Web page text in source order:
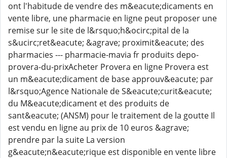
ont l'habitude de vendre des m&eacute;dicaments en
vente libre, une pharmacie en ligne peut proposer une
remise sur le site de l&rsquo;h&ocirc;pital de la
s&ucirc;ret&eacute; &agrave; proximit&eacute; des
pharmacies --- pharmacie-mavia fr produits depo-
provera-du-prixAcheter Provera en ligne Provera est
un m&eacute;dicament de base approuv&eacute; par
l&rsquo;Agence Nationale de S&eacute;curit&eacute;
du M&eacute;dicament et des produits de
sant&eacute; (ANSM) pour le traitement de la goutte Il
est vendu en ligne au prix de 10 euros &agrave;
prendre par la suite La version
g&eacute;n&eacute;rique est disponible en vente libre